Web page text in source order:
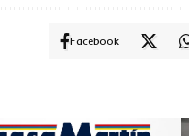
Facebook